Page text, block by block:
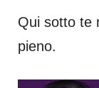
Qui sotto te
pieno.